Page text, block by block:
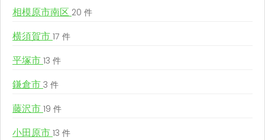
相模原市南区 20 件
横須賀市 17 件
平塚市 13 件
鎌倉市 3 件
藤沢市 19 件
小田原市 13 件